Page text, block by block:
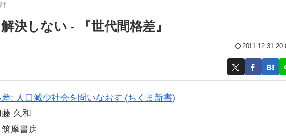
決しない - 『世代間格差』
2011.12.31
: 人口減少社会を問いなおす (ちくま新書)
久和
摩書房